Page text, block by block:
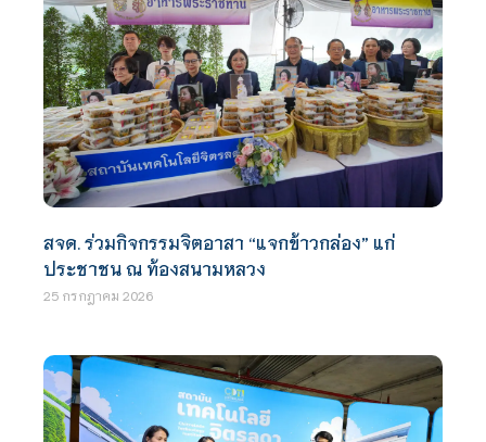
สจด. ร่วมกิจกรรมจิตอาสา “แจกข้าวกล่อง” แก่
ประชาชน ณ ท้องสนามหลวง
25 กรกฎาคม 2026